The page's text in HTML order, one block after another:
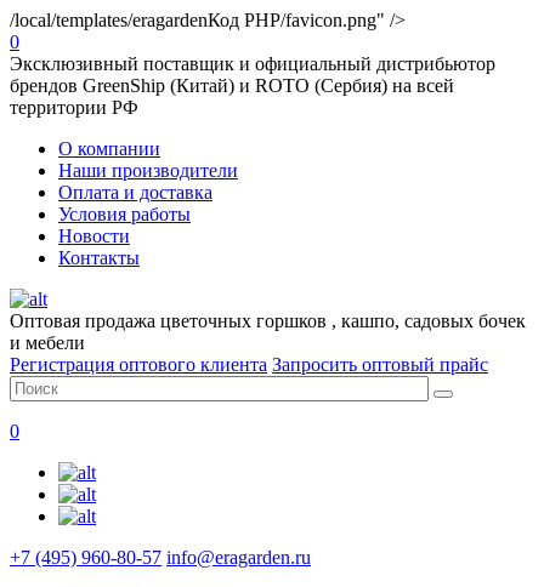
/local/templates/eragardenКод PHP/favicon.png" />
0
Эксклюзивный поставщик и официальный дистрибьютор
брендов GreenShip (Китай) и ROTO (Сербия) на всей
территории РФ
О компании
Наши производители
Оплата и доставка
Условия работы
Новости
Контакты
Оптовая продажа цветочных горшков , кашпо, садовых бочек
и мебели
Регистрация оптового клиента Запросить оптовый прайс
0
+7 (495) 960-80-57 info@eragarden.ru